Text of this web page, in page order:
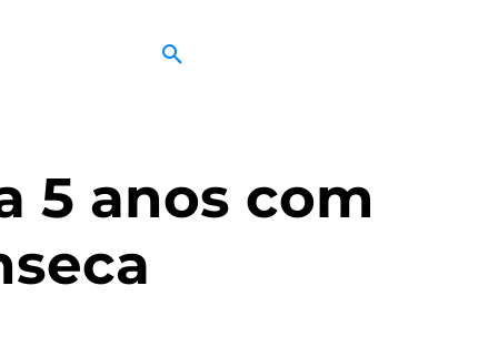
5 anos com